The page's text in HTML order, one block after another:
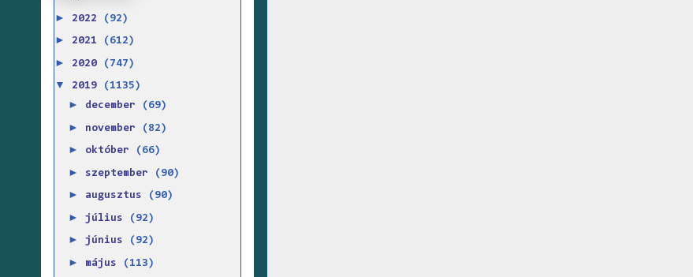
► 2022 (92)
► 2021 (612)
► 2020 (747)
▼ 2019 (1135)
► december (69)
► november (82)
► október (66)
► szeptember (90)
► augusztus (90)
► július (92)
► június (92)
► május (113)